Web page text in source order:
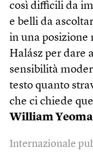
così difficili da
e belli da
in una posizione
Halász per dare
sensibilità
testo quanto
che ci chiede
William
Internazionale